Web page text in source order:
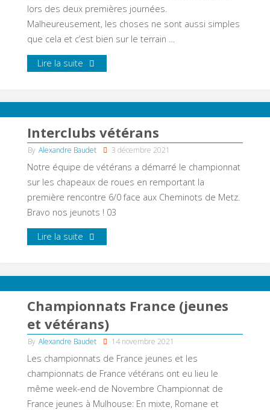
lors des deux premières journées.
Malheureusement, les choses ne sont aussi simples
que cela et c’est bien sur le terrain …
Lire la suite
Interclubs vétérans
By Alexandre Baudet 3 décembre 2021
Notre équipe de vétérans a démarré le championnat
sur les chapeaux de roues en remportant la
première rencontre 6/0 face aux Cheminots de Metz.
Bravo nos jeunots ! 03
Lire la suite
Championnats France (jeunes
et vétérans)
By Alexandre Baudet 14 novembre 2021
Les championnats de France jeunes et les
championnats de France vétérans ont eu lieu le
même week-end de Novembre Championnat de
France jeunes à Mulhouse: En mixte, Romane et